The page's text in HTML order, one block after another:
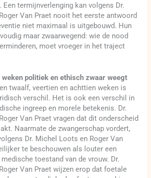
Een termijnverlenging kan volgens Dr.
Van Praet nooit het eerste antwoord
niet maximaal is uitgebouwd. Hun
maar zwaarwegend: wie de nood
moet vroeger in het traject
politiek en ethisch zwaar weegt
twaalf, veertien en achttien weken is
verschil. Het is ook een verschil in
ingreep en morele betekenis. Dr.
Van Praet vragen dat dit onderscheid
Naarmate de zwangerschap vordert,
Dr. Michel Loots en Roger Van
te beschouwen als louter een
toestand van de vrouw. Dr.
Van Praet wijzen erop dat foetale